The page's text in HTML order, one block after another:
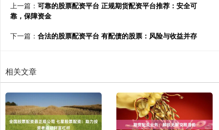
上一篇： 可靠的股票配资平台 正规期货配资平台推荐：安全可
靠，保障资金
下一篇： 合法的股票配资平台 有配债的股票：风险与收益并存
相关文章